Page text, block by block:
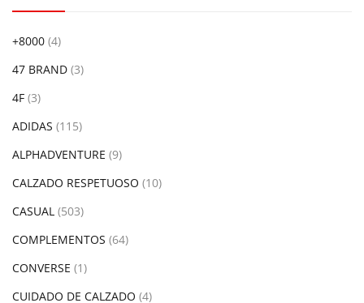
+8000 (4)
47 BRAND (3)
4F (3)
ADIDAS (115)
ALPHADVENTURE (9)
CALZADO RESPETUOSO (10)
CASUAL (503)
COMPLEMENTOS (64)
CONVERSE (1)
CUIDADO DE CALZADO (4)